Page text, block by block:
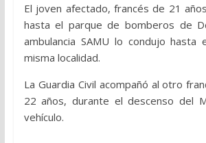
El joven afectado, francés de 21
hasta el parque de bomberos de
ambulancia SAMU lo condujo hasta
misma localidad.
La Guardia Civil acompañó al otro
22 años, durante el descenso del
vehículo.